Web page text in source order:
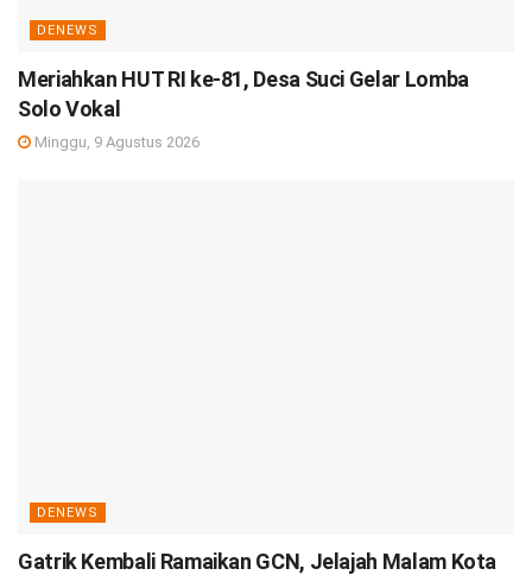
DENEWS
Meriahkan HUT RI ke-81, Desa Suci Gelar Lomba
Solo Vokal
Minggu, 9 Agustus 2026
DENEWS
Gatrik Kembali Ramaikan GCN, Jelajah Malam Kota